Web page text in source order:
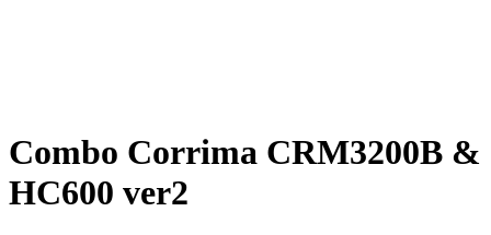
Combo Corrima CRM3200B &
HC600 ver2